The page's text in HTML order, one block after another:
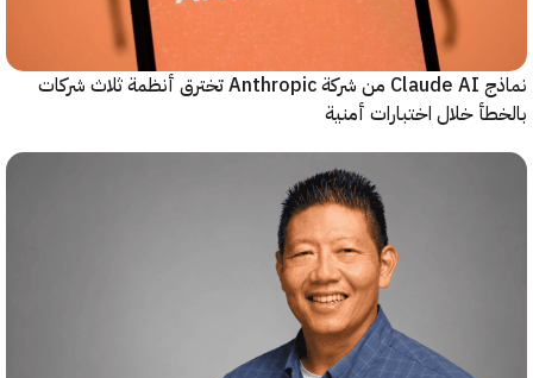
نماذج Claude AI من شركة Anthropic تخترق أنظمة ثلاث شركات
خلال اختبارات أمنية